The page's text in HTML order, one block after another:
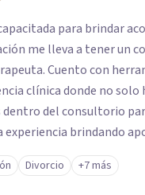
para brindar
persona
con herramientas eficaces
clínica donde no solo he
dentro del consultorio
brindando apoyo en países de
laborales que
su entornoDivorcio +7 más